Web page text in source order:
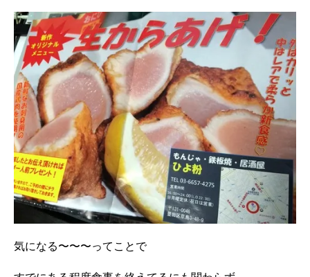
気になる〜〜〜ってことで